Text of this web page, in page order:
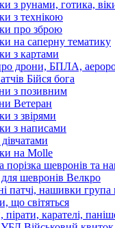
з рунами, готика,
з технікою
про зброю
на саперну тематику
з картами
дрони, БПЛА,
Бійся бога
з позивним
Ветеран
з звірями
з написами
на Molle
порізка шевронів та
шевронів Велкро
патчі, нашивки група
що світяться
пірати, карателі,